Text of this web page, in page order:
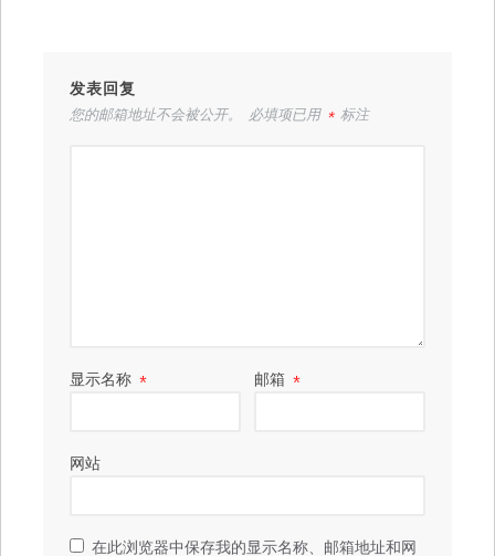
发表回复
您的邮箱地址不会被公开。 必填项已用 *标注
显示名称 * 邮箱*
网站
在此浏览器中保存我的显示名称、邮箱地址和网